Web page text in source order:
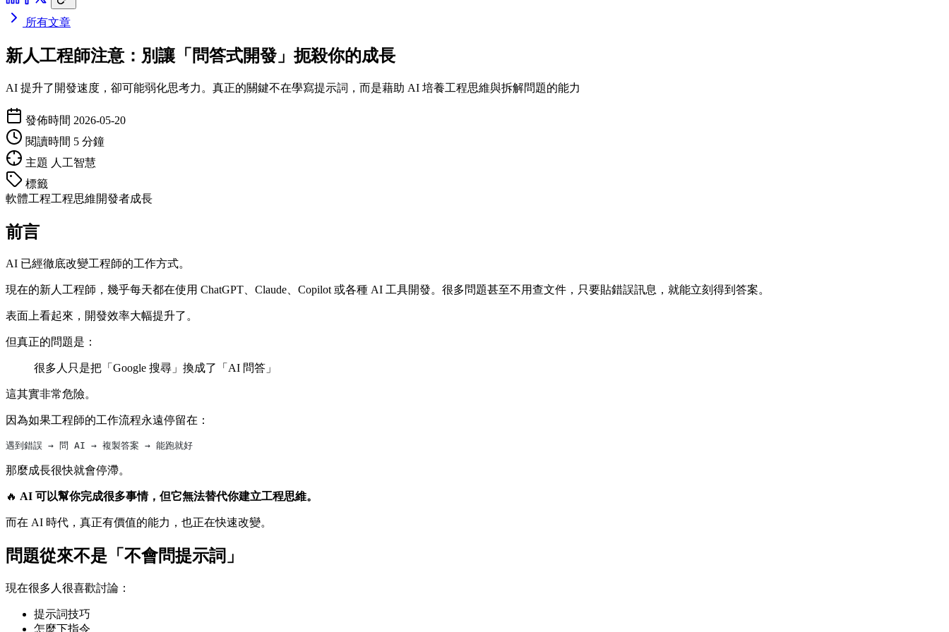
所有文章
新人工程師注意：別讓「問答式開發」扼殺你的成長
AI 提升了開發速度，卻可能弱化思考力。真正的關鍵不在學寫提示詞，而是藉助 AI 培養工程思維與拆解問題的能力
發佈時間 2026-05-20
閱讀時間 5 分鐘
主題 人工智慧
標籤
軟體工程工程思維開發者成長
前言
AI 已經徹底改變工程師的工作方式。
現在的新人工程師，幾乎每天都在使用 ChatGPT、Claude、Copilot 或各種 AI 工具開發。很多問題甚至不用查文件，只要貼錯誤訊息，就能立刻得到答案。
表面上看起來，開發效率大幅提升了。
但真正的問題是：
很多人只是把「Google 搜尋」換成了「AI 問答」
這其實非常危險。
因為如果工程師的工作流程永遠停留在：
遇到錯誤 → 問 AI → 複製答案 → 能跑就好
那麼成長很快就會停滯。
🔥 AI 可以幫你完成很多事情，但它無法替代你建立工程思維。
而在 AI 時代，真正有價值的能力，也正在快速改變。
問題從來不是「不會問提示詞」
現在很多人很喜歡討論：
提示詞技巧
怎麼下指令